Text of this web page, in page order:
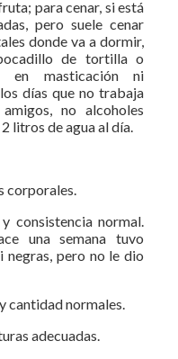
para cenar, si está
pero suele cenar
donde va a dormir,
de tortilla o
en masticación ni
días que no trabaja
no alcoholes
litros de agua al día.
corporales.
consistencia normal.
una semana tuvo
negras, pero no le dio
cantidad normales.
adecuadas.